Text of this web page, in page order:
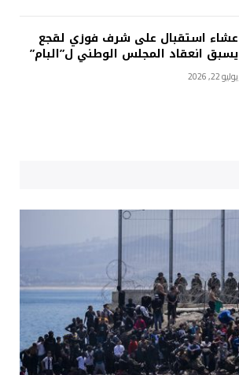
عشاء استقبال على شرف فوزي لقجع
يسبق انعقاد المجلس الوطني ل”البام”
يوليو 22, 2026